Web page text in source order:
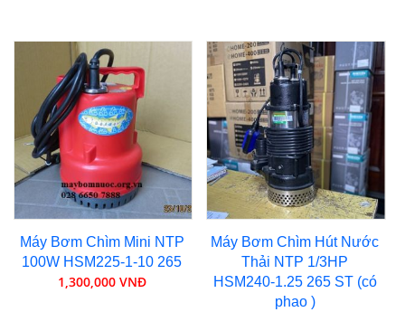
Máy Bơm Chìm Mini NTP
100W HSM225-1-10 265
1,300,000 VNĐ
Máy Bơm Chìm Hút Nước
Thải NTP 1/3HP
HSM240-1.25 265 ST (có
phao )